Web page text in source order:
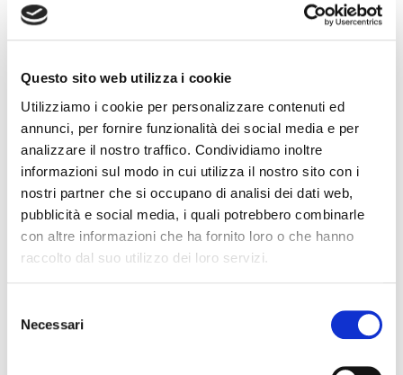
Questo sito web utilizza i cookie
Utilizziamo i cookie per personalizzare contenuti ed
annunci, per fornire funzionalità dei social media e per
analizzare il nostro traffico. Condividiamo inoltre
informazioni sul modo in cui utilizza il nostro sito con i
nostri partner che si occupano di analisi dei dati web,
pubblicità e social media, i quali potrebbero combinarle
con altre informazioni che ha fornito loro o che hanno
raccolto dal suo utilizzo dei loro servizi.
delNecessari
Enoteca dagli Ostinati (Via Albini 5/a – Bologna)
Un percorso di degustazione lungo tutta la penisola,
con 9 vini rossi da monovitigno (con qualche
eccezione e una sorpresa) che raccontano ciascuno
Ai vini saranno abbinate alcune creazioni dalla
cucina, con la possibilità – per chi vuole – di integrare
a pagamento con altri piatti
piatti in abbinamento!